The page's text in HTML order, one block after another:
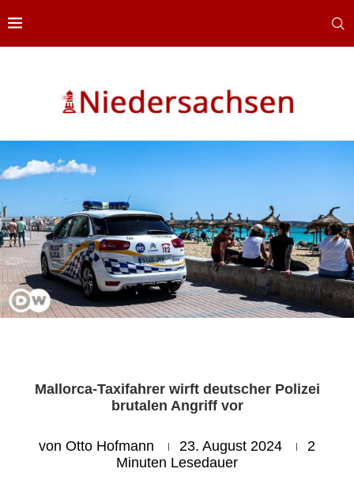
Mallorca-Taxifahrer wirft deutscher Polizei
brutalen Angriff vor
von Otto Hofmann 23. August 2024
2
Minuten Lesedauer